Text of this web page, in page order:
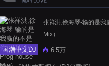
国潮中文DJ
张祥洪,徐海琴-输的是
Mix）
6.5万